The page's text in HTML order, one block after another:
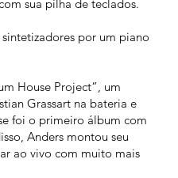
sua pilha de teclados.
por um piano
House Project”, um
Grassart na bateria e
foi o primeiro álbum com
Anders montou seu
ao vivo com muito mais